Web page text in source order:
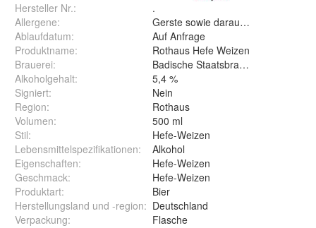
Hersteller Nr.:
.
Allergene:
Gerste sowie daraus hergestellte
Ablaufdatum:
Auf Anfrage
Produktname:
Rothaus Hefe Weizen
Brauerei:
Badische Staatsbrauerei Rothaus
Alkoholgehalt:
5,4 %
Signiert:
Nein
Region:
Rothaus
Volumen:
500 ml
Stil:
Hefe-Weizen
Lebensmittelspezifikationen:
Alkohol
Eigenschaften:
Hefe-Weizen
Geschmack:
Hefe-Weizen
Produktart:
Bier
Herstellungsland und -region: Deutschland
Verpackung: Flasche